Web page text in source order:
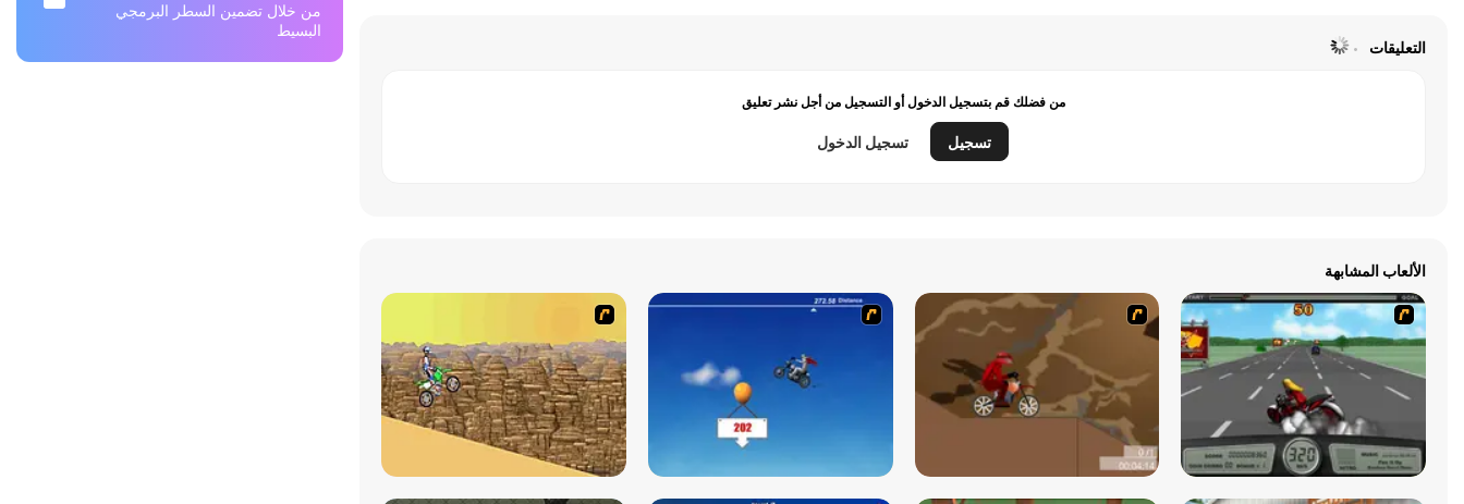
التعليقات
من فضلك قم بتسجيل الدخول أو التسجيل من أجل نشر تعليق
تسجيل تسجيل الدخول
الألعاب المشابهة
من خلال تضمين السطر البرمجي
البسيط